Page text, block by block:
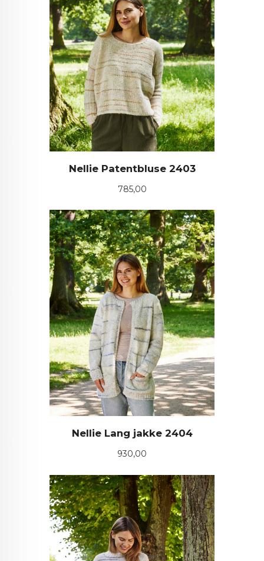
Nellie Patentbluse 2403
Pris
785,00
Nellie Lang jakke 2404
Pris
930,00